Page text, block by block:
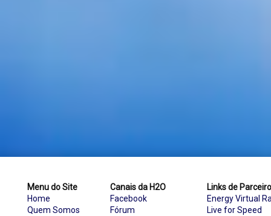
Menu do Site
Home
Quem Somos
Canais da H2O
Facebook
Fórum
Links de
Energy Virtual
Live for Speed